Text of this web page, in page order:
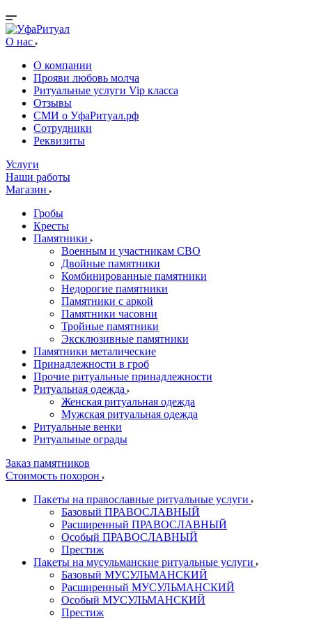
О нас
О компании
Прояви любовь молча
Ритуальные услуги Vip класса
Отзывы
СМИ о УфаРитуал.рф
Сотрудники
Реквизиты
Услуги
Наши работы
Магазин
Гробы
Кресты
Памятники
Военным и участникам СВО
Двойные памятники
Комбинированные памятники
Недорогие памятники
Памятники с аркой
Памятники часовни
Тройные памятники
Эксклюзивные памятники
Памятники металические
Принадлежности в гроб
Прочие ритуальные принадлежности
Ритуальная одежда
Женская ритуальная одежда
Мужская ритуальная одежда
Ритуальные венки
Ритуальные ограды
Заказ памятников
Стоимость похорон
Пакеты на православные ритуальные услуги
Базовый ПРАВОСЛАВНЫЙ
Расширенный ПРАВОСЛАВНЫЙ
Особый ПРАВОСЛАВНЫЙ
Престиж
Пакеты на мусульманские ритуальные услуги
Базовый МУСУЛЬМАНСКИЙ
Расширенный МУСУЛЬМАНСКИЙ
Особый МУСУЛЬМАНСКИЙ
Престиж